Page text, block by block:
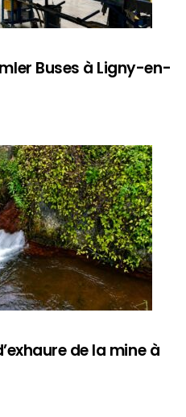
Buses à Ligny-en-
de la mine à